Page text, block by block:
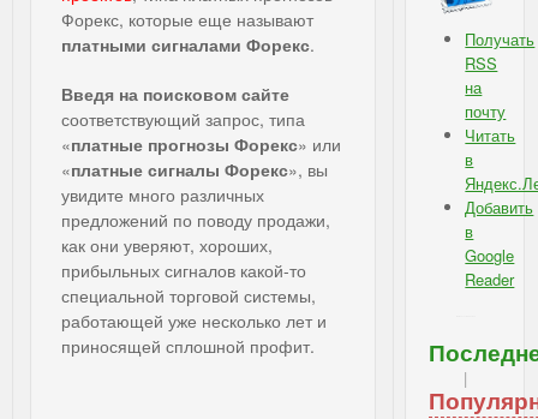
Форекс, которые еще называют
платными сигналами Форекс.
Введя на поисковом сайте
соответствующий запрос, типа
«платные прогнозы Форекс» или
«платные сигналы Форекс», вы
увидите много различных
предложений по поводу продажи,
как они уверяют, хороших,
прибыльных сигналов какой-то
специальной торговой системы,
работающей уже несколько лет и
приносящей сплошной профит.
Получать
RSS
на
почту
Читать
в
Добавить
в
Google
Reader
|